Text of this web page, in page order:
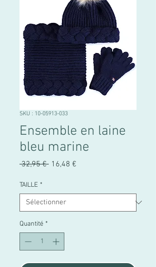
SKU : 10-05913-033
Ensemble en laine
bleu marine
32,95 € Prix
16,48 €
TAILLE *
Quantité *